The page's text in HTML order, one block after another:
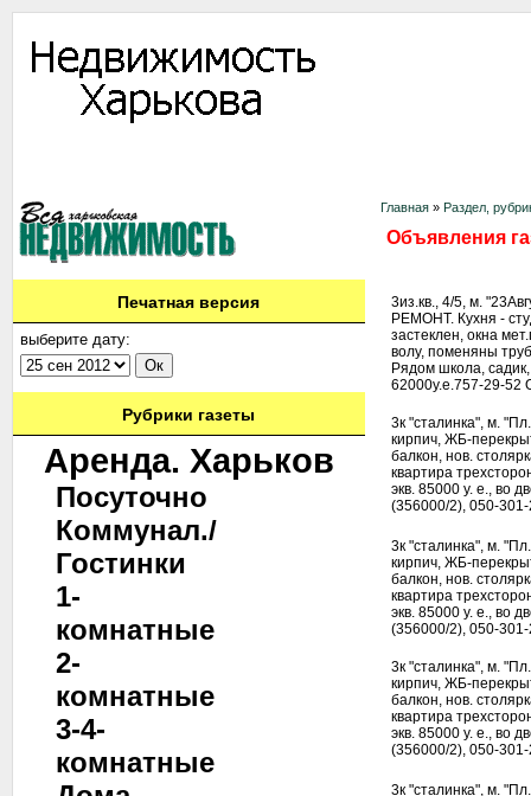
Печатная версия
выберите дату:
Рубрики газеты
Аренда. Харьков
Посуточно
Коммунал./
Гостинки
1-
комнатные
2-
комнатные
3-4-
комнатные
Главная » Раздел,
Объявления
3из.кв., 4/5, м.
РЕМОНТ. Кухня -
застеклен, окна
волу, поменяны
Рядом школа,
62000у.е.757-29-52
3к "сталинка", м.
кирпич, ЖБ-
балкон, нов.
квартира
экв. 85000 у. е., во
(356000/2), 050-
3к "сталинка", м.
кирпич, ЖБ-
балкон, нов.
квартира
экв. 85000 у. е., во
(356000/2), 050-
3к "сталинка", м.
кирпич, ЖБ-
балкон, нов.
квартира
экв. 85000 у. е., во
(356000/2), 050-
3к "сталинка", м.